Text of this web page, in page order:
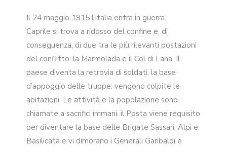
Il 24 maggio 1915 l’Italia entra in guerra.
Caprile si trova a ridosso del confine e, di
conseguenza, di due tra le più rilevanti postazioni
del conflitto: la Marmolada e il Col di Lana. Il
paese diventa la retrovia di soldati, la base
d’appoggio delle truppe: vengono colpite le
abitazioni. Le attività e la popolazione sono
chiamate a sacrifici immani. il Posta viene requisito
per diventare la base delle Brigate Sassari, Alpi e
Basilicata e vi dimorano i Generali Garibaldi e